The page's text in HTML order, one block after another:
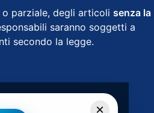
parziale, degli articoli senza la
saranno soggetti a
secondo la legge.
×